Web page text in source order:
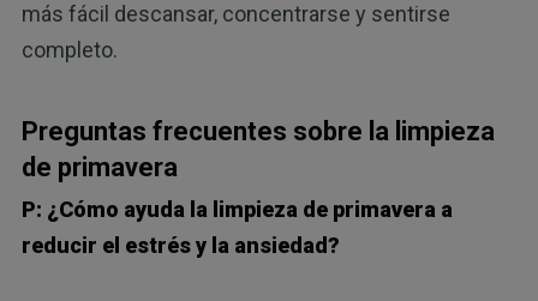
más fácil descansar, concentrarse y sentirse
completo.
Preguntas frecuentes sobre la limpieza
de primavera
P: ¿Cómo ayuda la limpieza de primavera a
reducir el estrés y la ansiedad?